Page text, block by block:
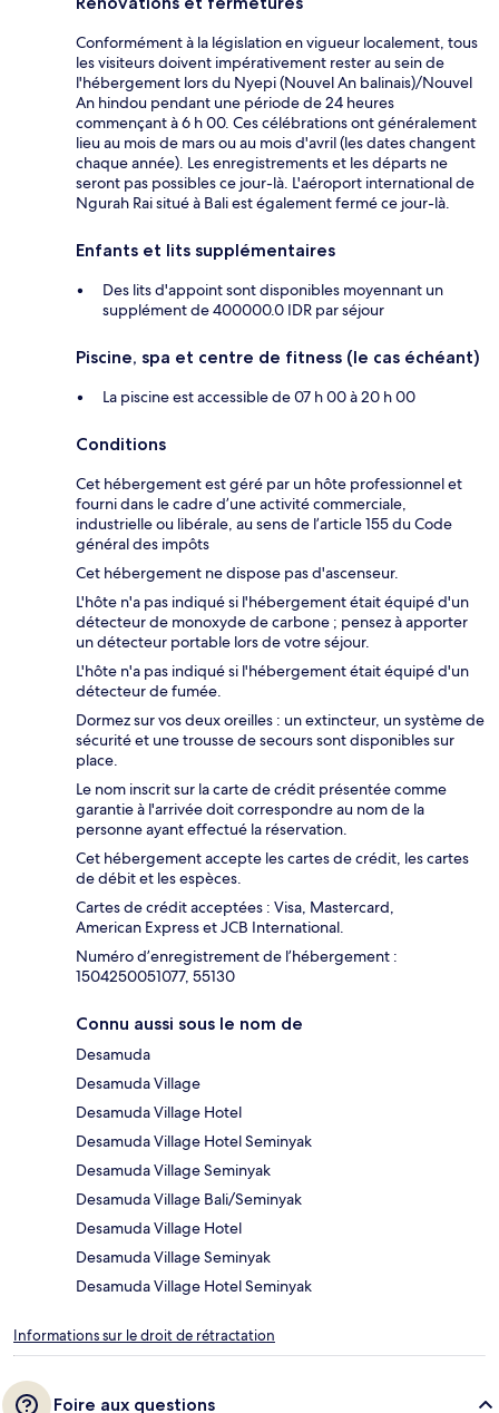
Conformément à la législation en vigueur localement, tous
les visiteurs doivent impérativement rester au sein de
l'hébergement lors du Nyepi (Nouvel An balinais)/Nouvel
An hindou pendant une période de 24 heures
commençant à 6 h 00. Ces célébrations ont généralement
lieu au mois de mars ou au mois d'avril (les dates changent
chaque année). Les enregistrements et les départs ne
seront pas possibles ce jour-là. L'aéroport international de
Ngurah Rai situé à Bali est également fermé ce jour-là.
Enfants et lits supplémentaires
Des lits d'appoint sont disponibles moyennant un
supplément de 400000.0 IDR par séjour
Piscine, spa et centre de fitness (le cas échéant)
La piscine est accessible de 07 h 00 à 20 h 00
Conditions
Cet hébergement est géré par un hôte professionnel et
fourni dans le cadre d’une activité commerciale,
industrielle ou libérale, au sens de l’article 155 du Code
général des impôts
Cet hébergement ne dispose pas d'ascenseur.
L'hôte n'a pas indiqué si l'hébergement était équipé d'un
détecteur de monoxyde de carbone ; pensez à apporter
un détecteur portable lors de votre séjour.
L'hôte n'a pas indiqué si l'hébergement était équipé d'un
détecteur de fumée.
Dormez sur vos deux oreilles : un extincteur, un système de
sécurité et une trousse de secours sont disponibles sur
place.
Le nom inscrit sur la carte de crédit présentée comme
garantie à l'arrivée doit correspondre au nom de la
personne ayant effectué la réservation.
Cet hébergement accepte les cartes de crédit, les cartes
de débit et les espèces.
Cartes de crédit acceptées : Visa, Mastercard,
American Express et JCB International.
Numéro d’enregistrement de l’hébergement :
1504250051077, 55130
Connu aussi sous le nom de
Desamuda
Desamuda Village
Desamuda Village Hotel
Desamuda Village Hotel Seminyak
Desamuda Village Seminyak
Desamuda Village Bali/Seminyak
Desamuda Village Hotel
Desamuda Village Seminyak
Desamuda Village Hotel Seminyak
Informations sur le droit de rétractation
Foire aux questions